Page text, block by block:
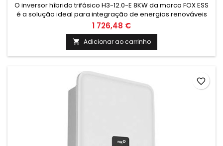
O inversor híbrido trifásico H3-12.0-E 8KW da marca FOX ESS
é a solução ideal para integração de energias renováveis
em sistemas de climatização. Garante eficiência energética
e sustentabilidade, proporcionando economia e conforto
para residências e empresas. Preços válidos até 30/6/2025
na compra conjunta com paineis fotovoltaicos. Compra sem
paineis...
1 726,48 €
 Adicionar ao carrinho
favorite_border